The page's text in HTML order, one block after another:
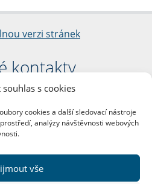
s cookies
cookies a další sledovací nástroje
analýzy návštěvnosti webových
vše
verzi stránek
kontakty
fakulta
Palacha 1/2
38 Praha 1